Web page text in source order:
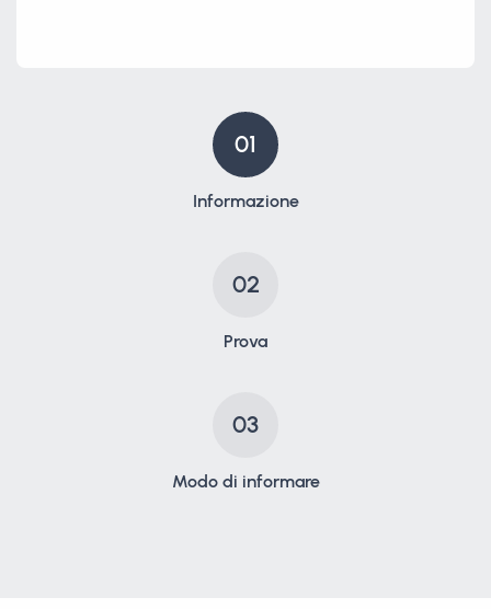
01
Informazione
02
Prova
03
Modo di informare